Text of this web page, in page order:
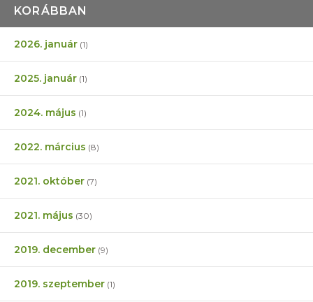
KORÁBBAN
2026. január (1)
2025. január (1)
2024. május (1)
2022. március (8)
2021. október (7)
2021. május (30)
2019. december (9)
2019. szeptember (1)